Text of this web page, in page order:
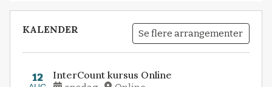
KALENDER Se flere arrangementer
12 InterCount kursus Online